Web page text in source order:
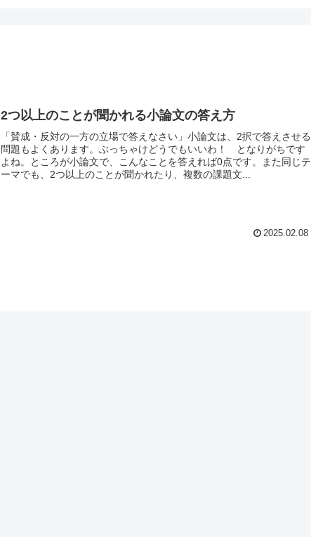
2つ以上のことが聞かれる小論文の答え方
「賛成・反対の一方の立場で答えなさい」小論文は、2択で答えさせる
問題もよくあります。ぶっちゃけどうでもいいわ！ となりがちです
よね。ところが小論文で、こんなことを答えれば0点です。また同じテ
ーマでも、2つ以上のことが聞かれたり、複数の課題文...
2025.02.08